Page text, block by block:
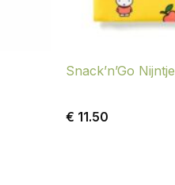
Snack’n’Go Nijntje
€ 11.50